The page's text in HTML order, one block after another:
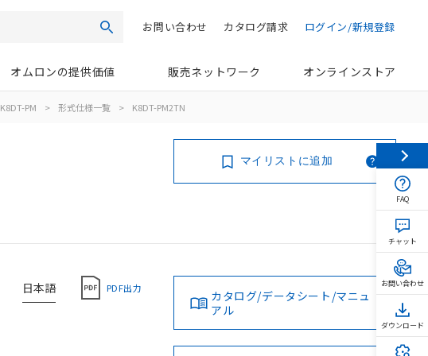
検索 ログイン/新規登録
カタログ請求
お問い合わせ
オムロンの提供価値 販売ネットワーク オンラインストア
K8DT-PM > 形式仕様一覧 > K8DT-PM2TN
マイリストに追加
日本語 PDF出力
カタログ/データシート/マニュ
アル
FAQ
チャット
お問い合わせ
ダウンロード